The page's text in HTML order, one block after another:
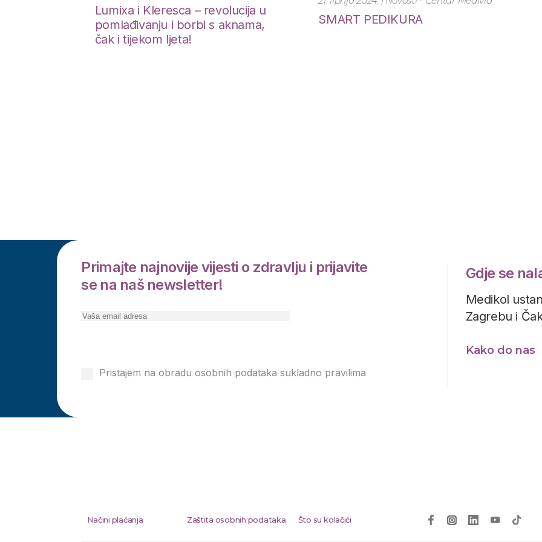
SMART PEDIKURA
MultiFRAX® laser koži vraća
svježinu i briše bore s vašeg
Primajte najnovije vijesti o zdravlju i prijavite
se na naš newsletter!
Pristajem na obradu osobnih podataka sukladno pravilima
Gdje se
Medikol
Zagrebu i
Kako do nas
Načini plaćanja Zaštita osobnih podataka Što su kolačići